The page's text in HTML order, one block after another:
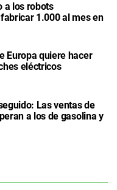
a los robots
1.000 al mes en
Europa quiere hacer
eléctricos
Las ventas de
a los de gasolina y